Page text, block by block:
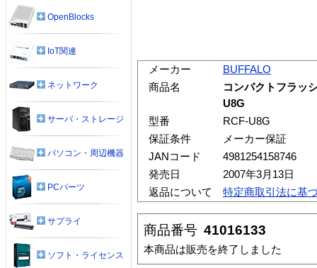
メーカー
BUFFALO
商品名
コンパクトフラッ
U8G
型番
RCF-U8G
保証条件
メーカー保証
JANコード
4981254158746
発売日
2007年3月13日
返品について
特定商取引法に基
商品番号 41016133
本商品は販売を終了しました
OpenBlocks
IoT関連
ネットワーク
サーバ・ストレージ
パソコン・周辺機器
PCパーツ
サプライ
ソフト・ライセンス